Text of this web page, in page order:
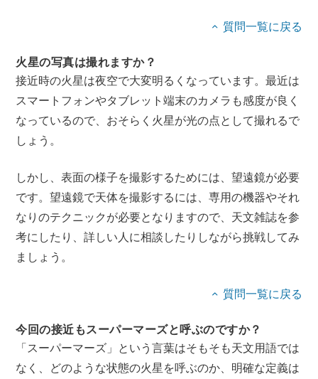
質問一覧に戻る
火星の写真は撮れますか？
接近時の火星は夜空で大変明るくなっています。最近は
スマートフォンやタブレット端末のカメラも感度が良く
なっているので、おそらく火星が光の点として撮れるで
しょう。
しかし、表面の様子を撮影するためには、望遠鏡が必要
です。望遠鏡で天体を撮影するには、専用の機器やそれ
なりのテクニックが必要となりますので、天文雑誌を参
考にしたり、詳しい人に相談したりしながら挑戦してみ
ましょう。
質問一覧に戻る
今回の接近もスーパーマーズと呼ぶのですか？
「スーパーマーズ」という言葉はそもそも天文用語では
なく、どのような状態の火星を呼ぶのか、明確な定義は